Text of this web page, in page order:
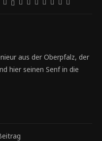
aus der Oberpfalz, der
hier seinen Senf in die